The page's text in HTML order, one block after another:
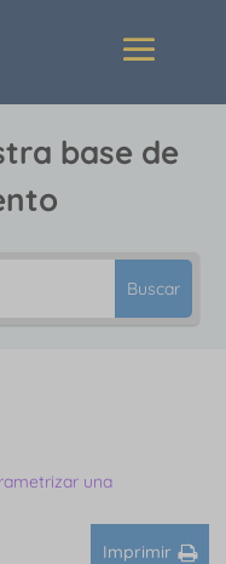
base de
Buscar
una
Imprimir